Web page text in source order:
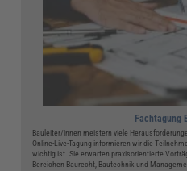
Fachtagung
Bauleiter/innen meistern viele
Online-Live-Tagung informieren wir die
wichtig ist. Sie erwarten praxisorientierte
Bereichen Baurecht, Bautechnik und